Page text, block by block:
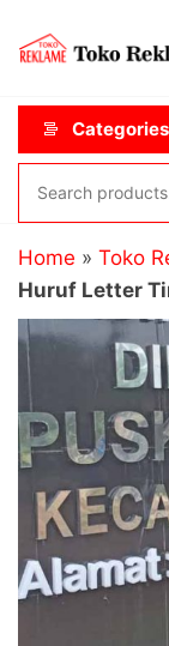
content
Categories
Home » Toko
Huruf Letter